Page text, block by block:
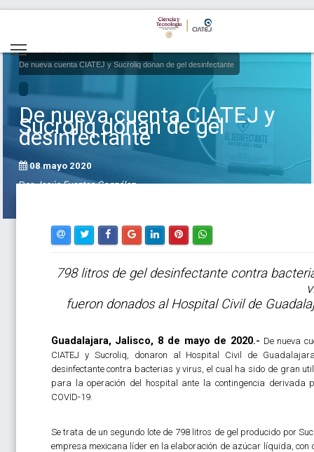
Inicio
De nueva cuenta CIATEJ y Sucroliq donan de gel desinfectante
De nueva cuenta CIATEJ y
Sucroliq donan de gel
desinfectante
08 mayo 2020
PorJesús Fuentes González
798 litros de gel desinfectante contra
fueron donados al Hospital Civil de
Guadalajara, Jalisco, 8 de mayo de 2020.- De nueva
CIATEJ y Sucroliq, donaron al Hospital Civil de
desinfectante contra bacterias y virus, el cual ha sido de gran
para la operación del hospital ante la contingencia derivada
COVID-19.
Se trata de un segundo lote de 798 litros de gel producido por
empresa mexicana líder en la elaboración de azúcar líquida, con